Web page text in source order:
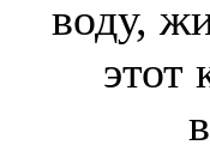
воду,
этот